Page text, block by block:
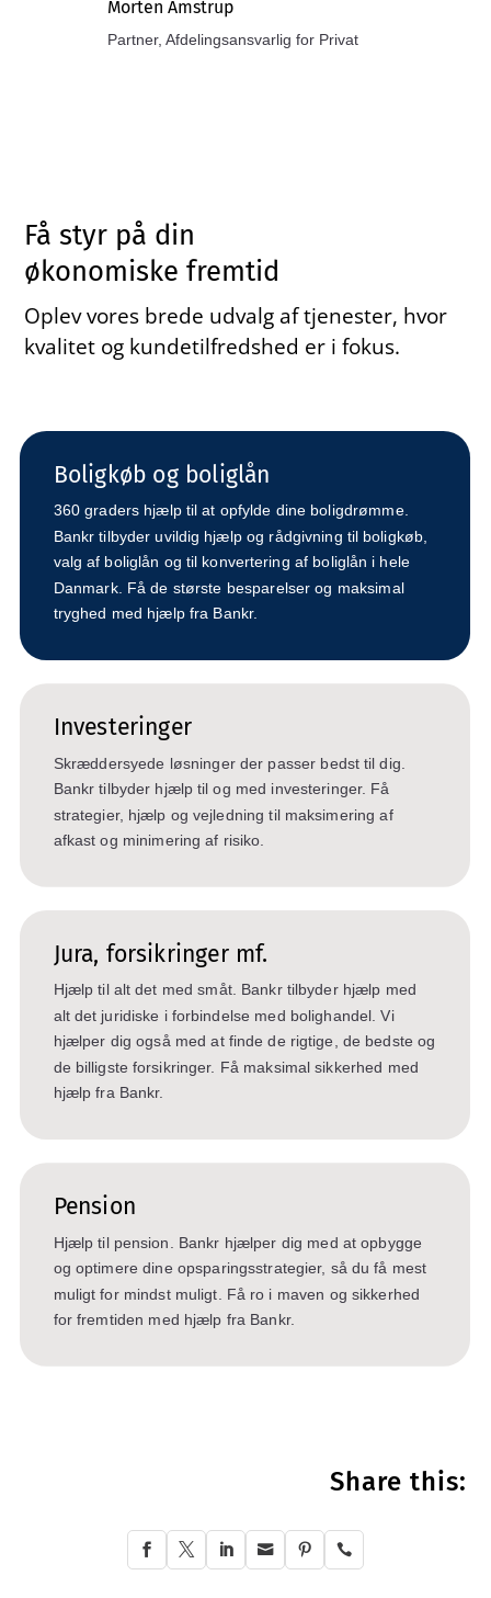
Morten Amstrup
Partner, Afdelingsansvarlig for Privat
Få styr på din
økonomiske fremtid
Oplev vores brede udvalg af tjenester, hvor
kvalitet og kundetilfredshed er i fokus.
Boligkøb og boliglån
360 graders hjælp til at opfylde dine boligdrømme.
Bankr tilbyder uvildig hjælp og rådgivning til boligkøb,
valg af boliglån og til konvertering af boliglån i hele
Danmark. Få de største besparelser og maksimal
tryghed med hjælp fra Bankr.
Investeringer
Skræddersyede løsninger der passer bedst til dig.
Bankr tilbyder hjælp til og med investeringer. Få
strategier, hjælp og vejledning til maksimering af
afkast og minimering af risiko.
Jura, forsikringer mf.
Hjælp til alt det med småt. Bankr tilbyder hjælp med
alt det juridiske i forbindelse med bolighandel. Vi
hjælper dig også med at finde de rigtige, de bedste og
de billigste forsikringer. Få maksimal sikkerhed med
hjælp fra Bankr.
Pension
Hjælp til pension. Bankr hjælper dig med at opbygge
og optimere dine opsparingsstrategier, så du få mest
muligt for mindst muligt. Få ro i maven og sikkerhed
for fremtiden med hjælp fra Bankr.
Share this:
     